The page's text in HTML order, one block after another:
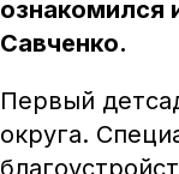
ознакомился
Савченко.
Первый
округа.